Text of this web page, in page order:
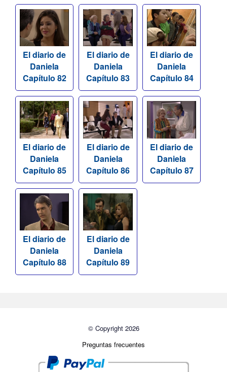
El diario de
Daniela
Capítulo 82
El diario de
Daniela
Capítulo 83
El diario de
Daniela
Capítulo 84
El diario de
Daniela
Capítulo 85
El diario de
Daniela
Capítulo 86
El diario de
Daniela
Capítulo 87
El diario de
Daniela
Capítulo 88
El diario de
Daniela
Capítulo 89
© Copyright 2026
Preguntas frecuentes